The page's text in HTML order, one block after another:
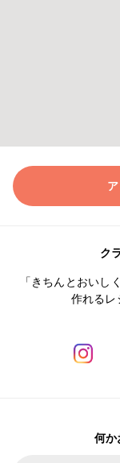
ク
「きちんとおいし
作れるレ
何か